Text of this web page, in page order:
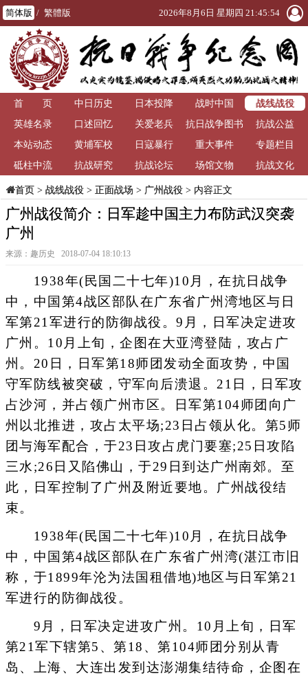
简体版 / 繁體版 2026年8月6日 星期四 21:45:54
首 页 中日历史 日本投降 战时中国
战线战役
英雄名录
口述回忆 关爱老兵
抗日战争图书
馆
抗战公益
本站动态
黄埔军校 日寇暴行 重大事件
专题栏目
砥柱中流
抗战研究 抗战论坛 场馆文物 抗战文化
首页> 战线战役> 正面战场 > 广州战役> 内容正文
广州战役简介：日军趁中国主力布防武汉突袭
广州
来源：趣历史 2018-07-04 18:10:13
1938年(民国二十七年)10月，在抗日战争
中，中国第4战区部队在广东省广州湾地区与日
军第21军进行的防御战役。9月，日军决定进攻
广州。10月上旬，企图在大亚湾登陆，攻占广
州。20日，日军第18师团发动全面攻势，中国
守军防线被突破，守军向后溃退。21日，日军攻
占沙河，并占领广州市区。日军第104师团向广
州以北推进，攻占太平场;23日占领从化。第5师
团与海军配合，于23日攻占虎门要塞;25日攻陷
三水;26日又陷佛山，于29日到达广州南郊。至
此，日军控制了广州及附近要地。广州战役结
束。
1938年(民国二十七年)10月，在抗日战争
中，中国第4战区部队在广东省广州湾(湛江市旧
称，于1899年沦为法国租借地)地区与日军第21
军进行的防御战役。
9月，日军决定进攻广州。10月上旬，日军
第21军下辖第5、第18、第104师团分别从青
岛、上海、大连出发到达澎湖集结待命，企图在